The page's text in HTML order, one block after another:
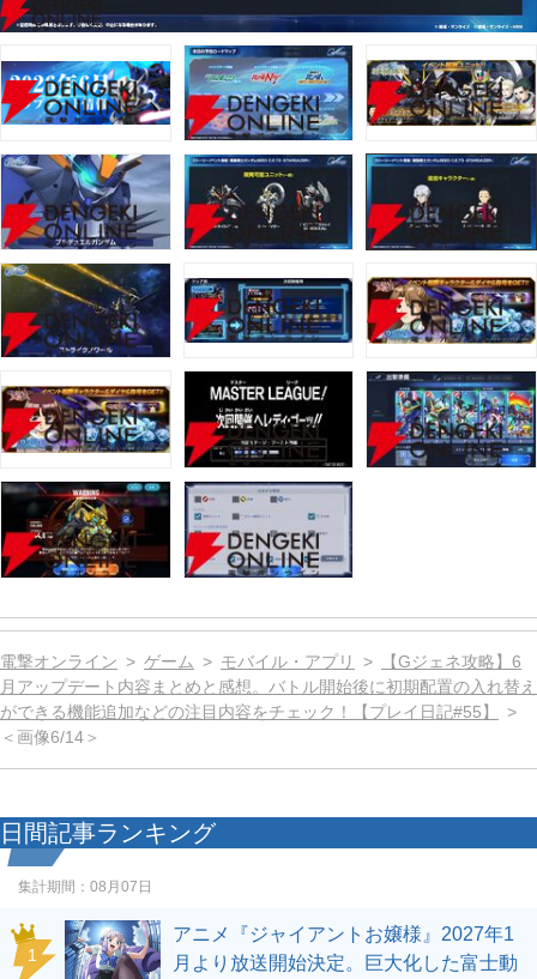
電撃オンライン ゲーム モバイル・アプリ
【Gジェネ攻略】6
月アップデート内容まとめと感想。バトル開始後に初期配置の入れ替え
ができる機能追加などの注目内容をチェック！【プレイ日記#55】
＜画像6/14＞
日間記事ランキング
集計期間： 08月07日
1
アニメ『ジャイアントお嬢様』2027年1
月より放送開始決定。巨大化した富士動